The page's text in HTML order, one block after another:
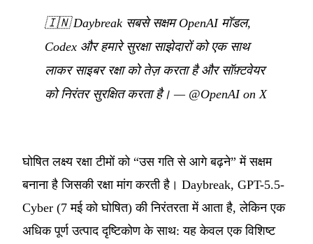
🇮🇳Daybreak सबसे सक्षम OpenAI मॉडल,
Codex और हमारे सुरक्षा साझेदारों को एक साथ
लाकर साइबर रक्षा को तेज़ करता है और सॉफ़्टवेयर
को निरंतर सुरक्षित करता है। — @OpenAI on X
घोषित लक्ष्य रक्षा टीमों को “उस गति से आगे बढ़ने” में सक्षम
बनाना है जिसकी रक्षा मांग करती है। Daybreak, GPT-5.5-
Cyber (7 मई को घोषित) की निरंतरता में आता है, लेकिन एक
अधिक पूर्ण उत्पाद दृष्टिकोण के साथ: यह केवल एक विशिष्ट